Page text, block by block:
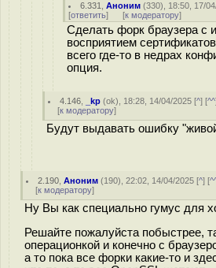
6.331 ,Аноним (330), 18:50, 17/
[ответить] [к модератору]
Сделать форк браузера с
восприятием
всего где-то в недрах
опция.
4.146 _kp (ok), 18:28, 14/04/2025 [^] [^^
[к модератору]
Будут выдавать ошибку
2.190 ,Аноним (190), 22:02, 14/04/2025 [^] [
[к модератору]
Ну Вы как специально гумус для
Решайте пожалуйста побыстрее,
операционкой и конечно с
а то пока все форки какие-то и